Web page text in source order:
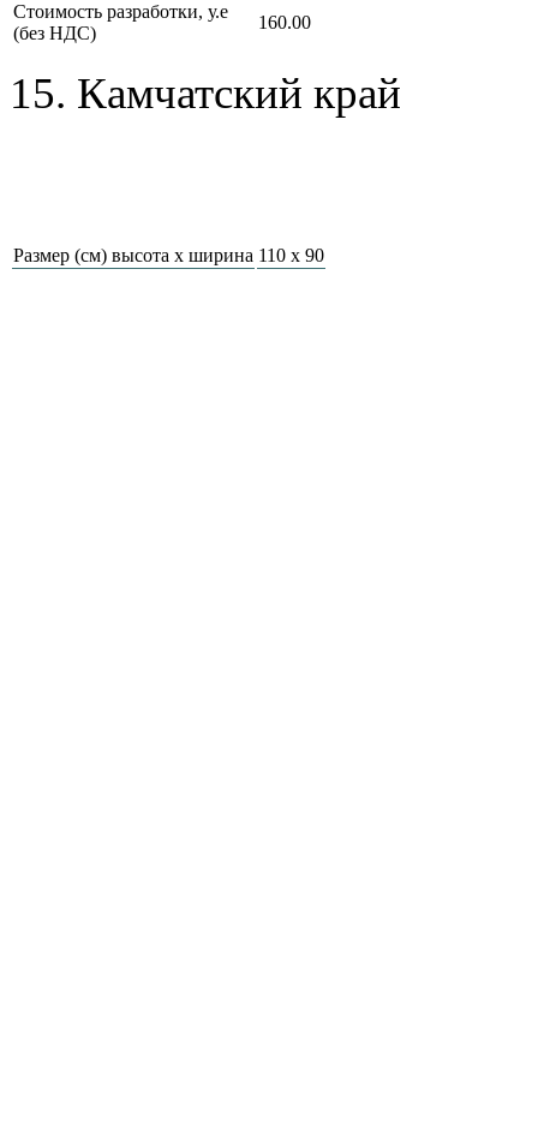
Стоимость разработки, у.е
(без НДС)
160.00
15. Камчатский край
Размер (см) высота х ширина 110 x 90